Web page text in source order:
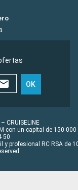
OK
CRUISELINE
con un capital de 150 000
50
profesional RC RSA de